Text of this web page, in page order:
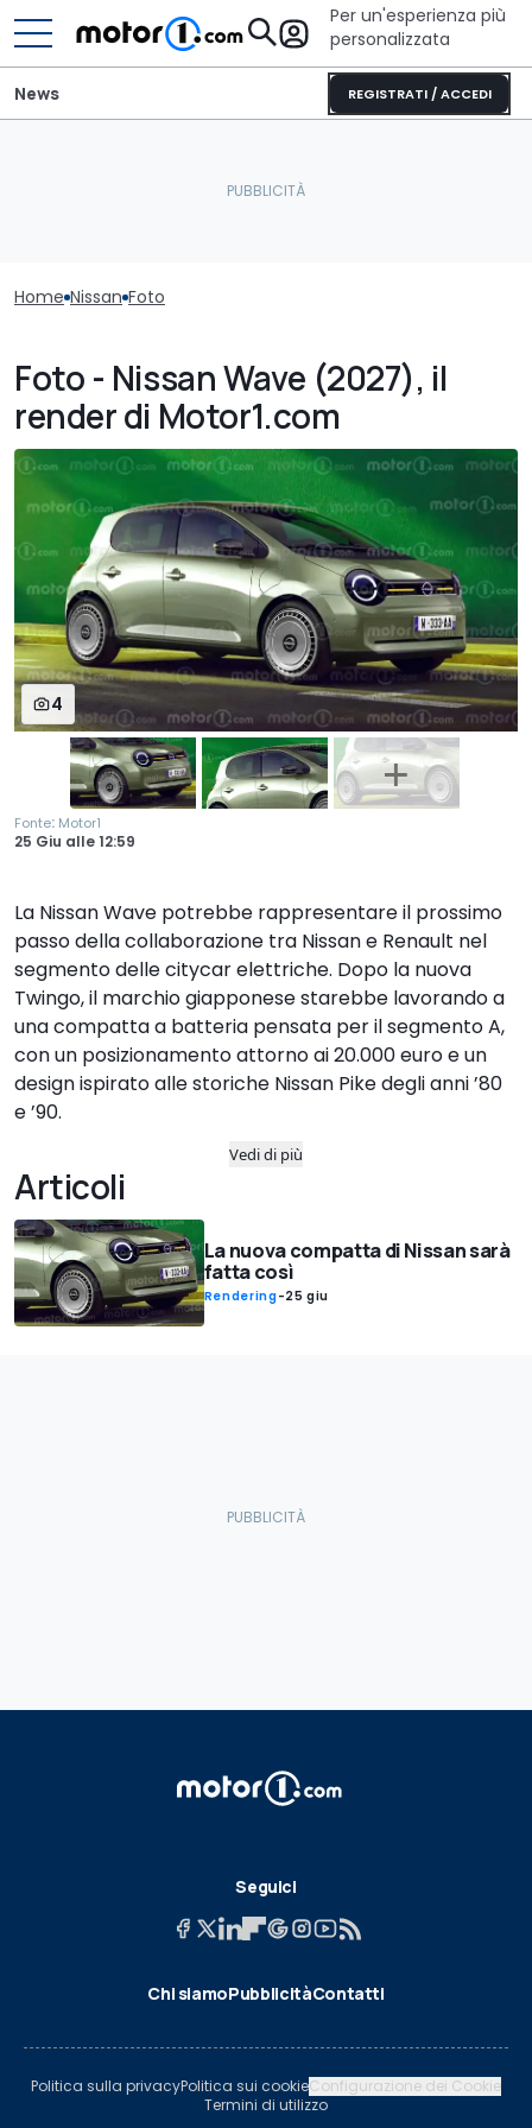
Per un'esperienza più
personalizzata
REGISTRATI / ACCEDI
News
Home Nissan Foto
Foto - Nissan Wave (2027), il
render di Motor1.com
4
Fonte: Motor1
25 Giu alle12:59
La Nissan Wave potrebbe rappresentare il prossimo
passo della collaborazione tra Nissan e Renault nel
segmento delle citycar elettriche. Dopo la nuova
Twingo, il marchio giapponese starebbe lavorando a
una compatta a batteria pensata per il segmento A,
con un posizionamento attorno ai 20.000 euro e un
design ispirato alle storiche Nissan Pike degli anni ’80
e ’90.
Vedi di più
Articoli
La nuova compatta di Nissan sarà
fatta così
Rendering-25 giu
Seguici
Chi siamoPubblicitàContatti
Politica sulla privacyPolitica sui cookieConfigurazione dei Cookie
Termini di utilizzo